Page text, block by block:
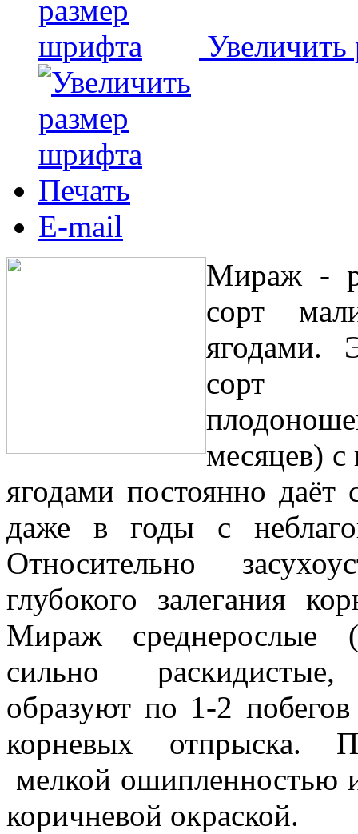
Печать
E-mail
Мираж -
сорт
ягодами.
сорт
месяцев)
ягодами постоянно даёт
даже в годы с
Относительно
глубокого залегания
Мираж
сильно раскидистые,
образуют по 1-2
корневых отпрыска.
мелкой ошипленностью
коричневой окраской.